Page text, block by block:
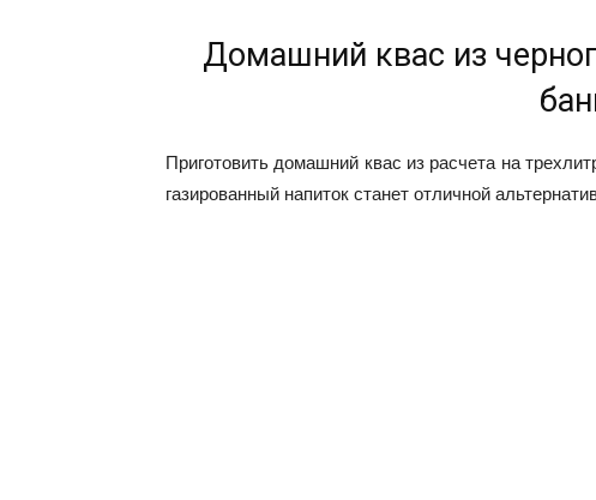
Домашний квас из
Приготовить домашний квас из расчета на
газированный напиток станет отличной